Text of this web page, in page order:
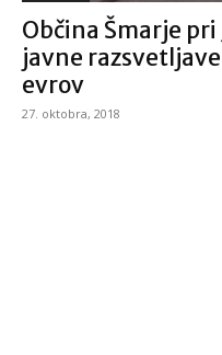
Občina Šmarje
javne
evrov
27. oktobra, 2018